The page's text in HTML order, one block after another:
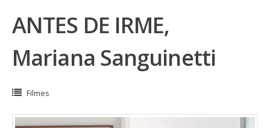
ANTES DE IRME,
Mariana Sanguinetti
Filmes